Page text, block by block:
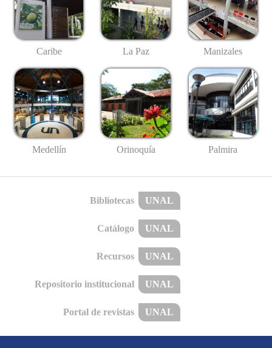
Caribe La Paz Manizales
Medellín Orinoquía Palmira
Bibliotecas UNAL
Catálogo UNAL
Recursos UNAL
Repositorio institucional UNAL
Portal de revistas UNAL